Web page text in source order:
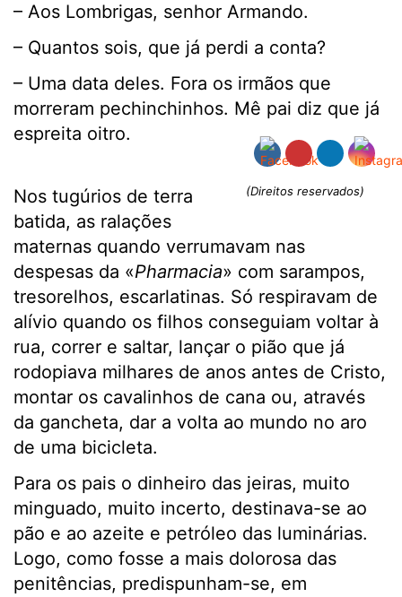
– Aos Lombrigas, senhor Armando.
– Quantos sois, que já perdi a conta?
– Uma data deles. Fora os irmãos que
morreram pechinchinhos. Mê pai diz que já
espreita oitro.
(Direitos reservados)
Nos tugúrios de terra
batida, as ralações
maternas quando verrumavam nas
despesas da «Pharmacia» com sarampos,
tresorelhos, escarlatinas. Só respiravam de
alívio quando os filhos conseguiam voltar à
rua, correr e saltar, lançar o pião que já
rodopiava milhares de anos antes de Cristo,
montar os cavalinhos de cana ou, através
da gancheta, dar a volta ao mundo no aro
de uma bicicleta.
Para os pais o dinheiro das jeiras, muito
minguado, muito incerto, destinava-se ao
pão e ao azeite e petróleo das luminárias.
Logo, como fosse a mais dolorosa das
penitências, predispunham-se, em